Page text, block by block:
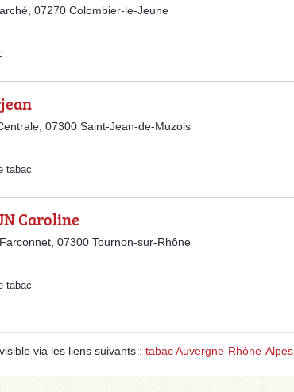
07270 Colombier-le-Jeune
07300 Saint-Jean-de-Muzols
tabac
Caroline
07300 Tournon-sur-Rhône
tabac
via les liens suivants : tabac Auvergne-Rhône-Alpes